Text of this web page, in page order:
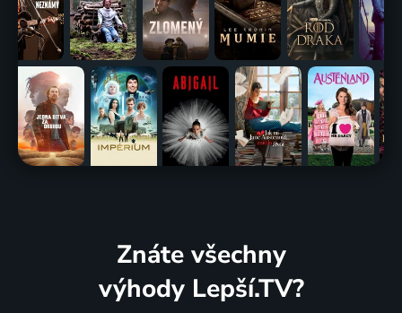
Znáte všechny
výhody Lepší.TV?